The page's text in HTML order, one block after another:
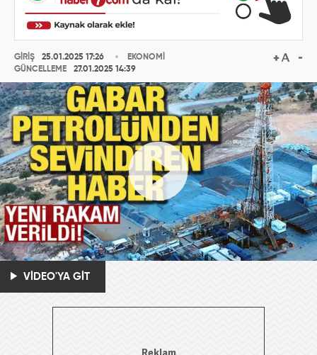
GİRİŞ
25.01.2025 17:26
GÜNCELLEME
27.01.2025 14:39
EKONOMİ
VİDEO'YA GİT